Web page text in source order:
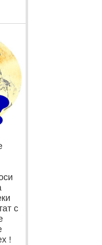
с
!